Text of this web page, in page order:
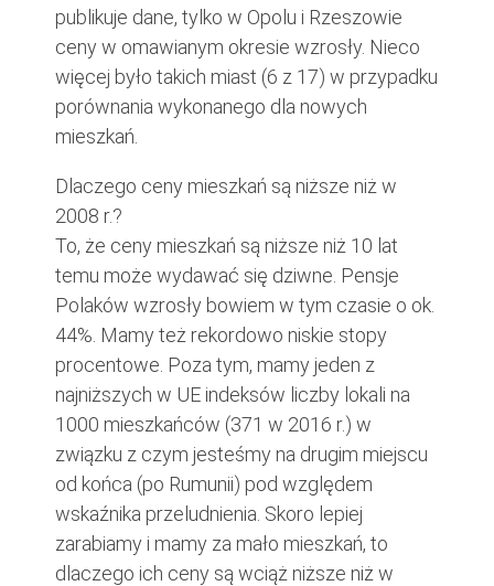
publikuje dane, tylko w Opolu i Rzeszowie
ceny w omawianym okresie wzrosły. Nieco
więcej było takich miast (6 z 17) w przypadku
porównania wykonanego dla nowych
mieszkań.
Dlaczego ceny mieszkań są niższe niż w
2008 r.?
To, że ceny mieszkań są niższe niż 10 lat
temu może wydawać się dziwne. Pensje
Polaków wzrosły bowiem w tym czasie o ok.
44%. Mamy też rekordowo niskie stopy
procentowe. Poza tym, mamy jeden z
najniższych w UE indeksów liczby lokali na
1000 mieszkańców (371 w 2016 r.) w
związku z czym jesteśmy na drugim miejscu
od końca (po Rumunii) pod względem
wskaźnika przeludnienia. Skoro lepiej
zarabiamy i mamy za mało mieszkań, to
dlaczego ich ceny są wciąż niższe niż w